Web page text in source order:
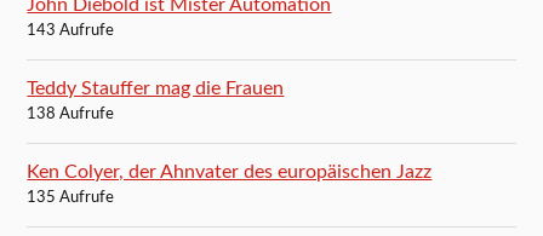
John Diebold ist Mister Automation
143 Aufrufe
Teddy Stauffer mag die Frauen
138 Aufrufe
Ken Colyer, der Ahnvater des europäischen Jazz
135 Aufrufe